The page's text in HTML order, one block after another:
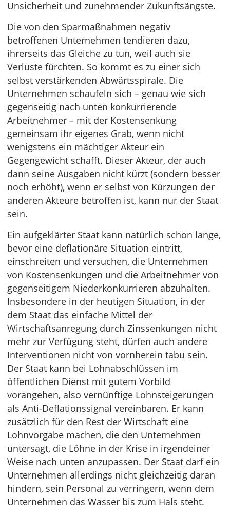
Unsicherheit und zunehmender Zukunftsängste.
Die von den Sparmaßnahmen negativ
betroffenen Unternehmen tendieren dazu,
ihrerseits das Gleiche zu tun, weil auch sie
Verluste fürchten. So kommt es zu einer sich
selbst verstärkenden Abwärtsspirale. Die
Unternehmen schaufeln sich – genau wie sich
gegenseitig nach unten konkurrierende
Arbeitnehmer – mit der Kostensenkung
gemeinsam ihr eigenes Grab, wenn nicht
wenigstens ein mächtiger Akteur ein
Gegengewicht schafft. Dieser Akteur, der auch
dann seine Ausgaben nicht kürzt (sondern besser
noch erhöht), wenn er selbst von Kürzungen der
anderen Akteure betroffen ist, kann nur der Staat
sein.
Ein aufgeklärter Staat kann natürlich schon lange,
bevor eine deflationäre Situation eintritt,
einschreiten und versuchen, die Unternehmen
von Kostensenkungen und die Arbeitnehmer von
gegenseitigem Niederkonkurrieren abzuhalten.
Insbesondere in der heutigen Situation, in der
dem Staat das einfache Mittel der
Wirtschaftsanregung durch Zinssenkungen nicht
mehr zur Verfügung steht, dürfen auch andere
Interventionen nicht von vornherein tabu sein.
Der Staat kann bei Lohnabschlüssen im
öffentlichen Dienst mit gutem Vorbild
vorangehen, also vernünftige Lohnsteigerungen
als Anti-Deflationssignal vereinbaren. Er kann
zusätzlich für den Rest der Wirtschaft eine
Lohnvorgabe machen, die den Unternehmen
untersagt, die Löhne in der Krise in irgendeiner
Weise nach unten anzupassen. Der Staat darf ein
Unternehmen allerdings nicht gleichzeitig daran
hindern, sein Personal zu verringern, wenn dem
Unternehmen das Wasser bis zum Hals steht.